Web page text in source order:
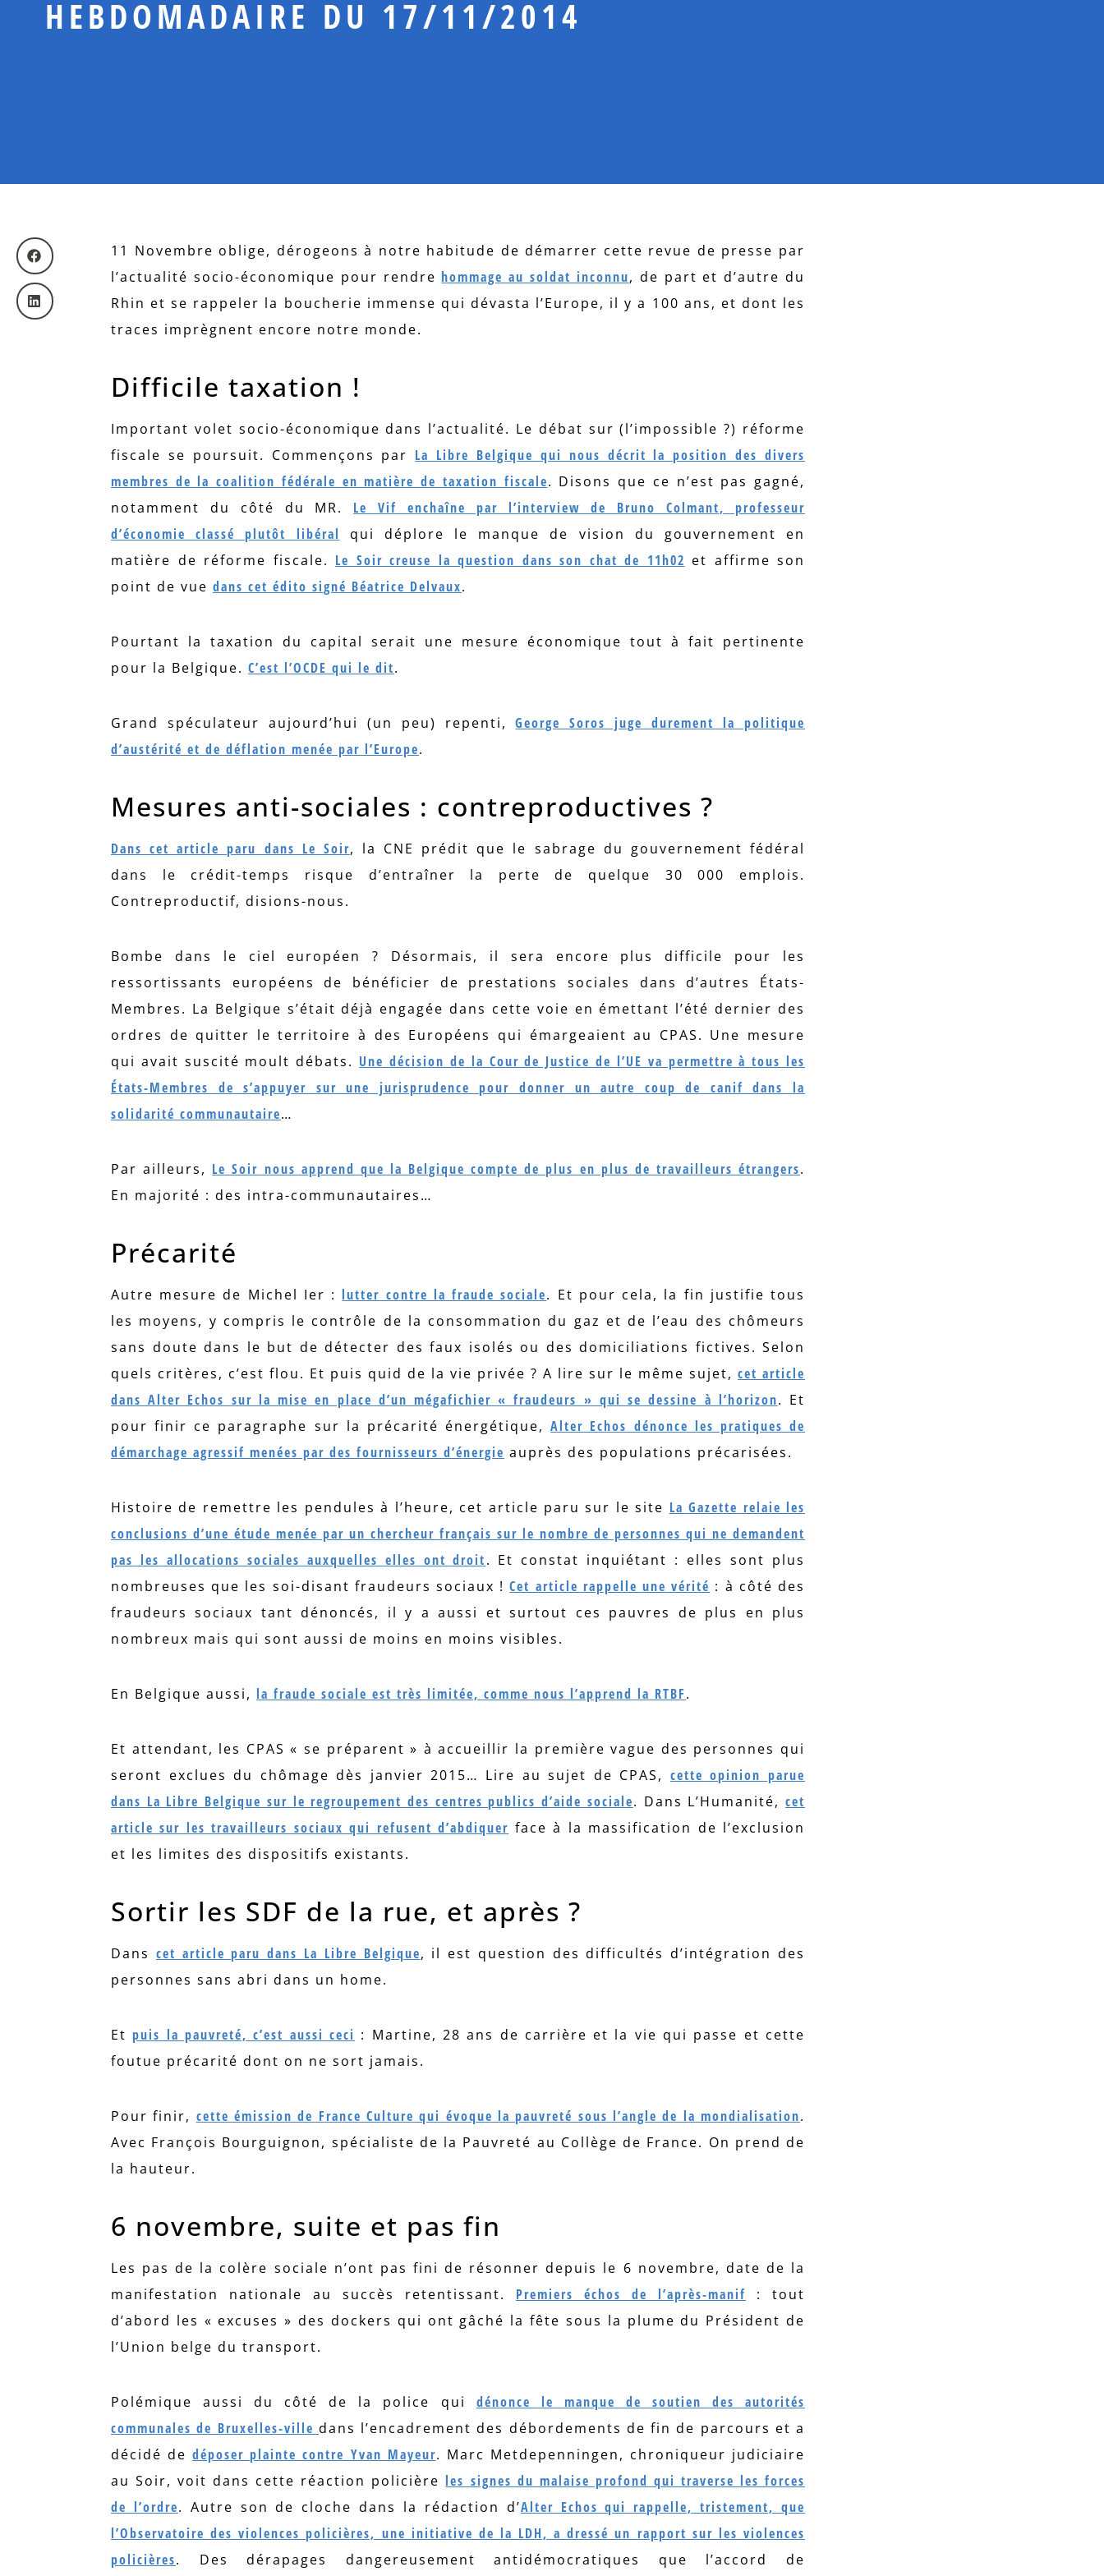
HEBDOMADAIRE DU 17/11/2014
11 Novembre oblige, dérogeons à notre habitude de démarrer cette revue de presse par
l’actualité socio-économique pour rendre hommage au soldat inconnu, de part et d’autre du
Rhin et se rappeler la boucherie immense qui dévasta l’Europe, il y a 100 ans, et dont les
traces imprègnent encore notre monde.
Difficile taxation !
Important volet socio-économique dans l’actualité. Le débat sur (l’impossible ?) réforme
fiscale se poursuit. Commençons par La Libre Belgique qui nous décrit la position des divers
membres de la coalition fédérale en matière de taxation fiscale. Disons que ce n’est pas gagné,
notamment du côté du MR. Le Vif enchaîne par l’interview de Bruno Colmant, professeur
d’économie classé plutôt libéral
qui déplore le manque de vision du gouvernement en
matière de réforme fiscale. Le Soir creuse la question dans son chat de 11h02 et affirme son
point de vue dans cet édito signé Béatrice Delvaux.
Pourtant la taxation du capital serait une mesure économique tout à fait pertinente
pour la Belgique. C’est l’OCDE qui le dit.
Grand spéculateur aujourd’hui (un peu) repenti,George Soros juge durement la politique
d’austérité et de déflation menée par l’Europe.
Mesures anti-sociales : contreproductives ?
Dans cet article paru dans Le Soir, la CNE prédit que le sabrage du gouvernement fédéral
dans le crédit-temps risque d’entraîner la perte de quelque 30 000 emplois.
Contreproductif, disions-nous.
Bombe dans le ciel européen ? Désormais, il sera encore plus difficile pour les
ressortissants européens de bénéficier de prestations sociales dans d’autres États-
Membres. La Belgique s’était déjà engagée dans cette voie en émettant l’été dernier des
ordres de quitter le territoire à des Européens qui émargeaient au CPAS. Une mesure
qui avait suscité moult débats. Une décision de la Cour de Justice de l’UE va permettre à tous les
États-Membres de s’appuyer sur une jurisprudence pour donner un autre coup de canif dans la
solidarité communautaire…
Par ailleurs, Le Soir nous apprend que la Belgique compte de plus en plus de travailleurs étrangers.
En majorité : des intra-communautaires…
Précarité
Autre mesure de Michel Ier : lutter contre la fraude sociale. Et pour cela, la fin justifie tous
les moyens, y compris le contrôle de la consommation du gaz et de l’eau des chômeurs
sans doute dans le but de détecter des faux isolés ou des domiciliations fictives. Selon
quels critères, c’est flou. Et puis quid de la vie privée ? A lire sur le même sujet, cet article
dans Alter Echos sur la mise en place d’un mégafichier « fraudeurs » qui se dessine à l’horizon. Et
pour finir ce paragraphe sur la précarité énergétique,Alter Echos dénonce les pratiques de
démarchage agressif menées par des fournisseurs d’énergie auprès des populations précarisées.
Histoire de remettre les pendules à l’heure, cet article paru sur le site La Gazette relaie les
conclusions d’une étude menée par un chercheur français sur le nombre de personnes qui ne demandent
pas les allocations sociales auxquelles elles ont droit. Et constat inquiétant : elles sont plus
nombreuses que les soi-disant fraudeurs sociaux !Cet article rappelle une vérité : à côté des
fraudeurs sociaux tant dénoncés, il y a aussi et surtout ces pauvres de plus en plus
nombreux mais qui sont aussi de moins en moins visibles.
En Belgique aussi, la fraude sociale est très limitée, comme nous l’apprend la RTBF.
Et attendant, les CPAS « se préparent » à accueillir la première vague des personnes qui
seront exclues du chômage dès janvier 2015… Lire au sujet de CPAS, cette opinion parue
dans La Libre Belgique sur le regroupement des centres publics d’aide sociale. Dans L’Humanité,cet
article sur les travailleurs sociaux qui refusent d’abdiquer face à la massification de l’exclusion
et les limites des dispositifs existants.
Sortir les SDF de la rue, et après ?
Dans cet article paru dans La Libre Belgique, il est question des difficultés d’intégration des
personnes sans abri dans un home.
Et puis la pauvreté, c’est aussi ceci : Martine, 28 ans de carrière et la vie qui passe et cette
foutue précarité dont on ne sort jamais.
Pour finir, cette émission de France Culture qui évoque la pauvreté sous l’angle de la mondialisation.
Avec François Bourguignon, spécialiste de la Pauvreté au Collège de France. On prend de
la hauteur.
6 novembre, suite et pas fin
Les pas de la colère sociale n’ont pas fini de résonner depuis le 6 novembre, date de la
manifestation nationale au succès retentissant. Premiers échos de l’après-manif : tout
d’abord les « excuses » des dockers qui ont gâché la fête sous la plume du Président de
l’Union belge du transport.
Polémique aussi du côté de la police qui dénonce le manque de soutien des autorités
communales de Bruxelles-ville dans l’encadrement des débordements de fin de parcours et a
décidé dedéposer plainte contre Yvan Mayeur. Marc Metdepenningen, chroniqueur judiciaire
au Soir, voit dans cette réaction policière les signes du malaise profond qui traverse les forces
de l’ordre. Autre son de cloche dans la rédaction d’Alter Echos qui rappelle, tristement, que
l’Observatoire des violences policières, une initiative de la LDH, a dressé un rapport sur les violences
policières. Des dérapages dangereusement antidémocratiques que l’accord de